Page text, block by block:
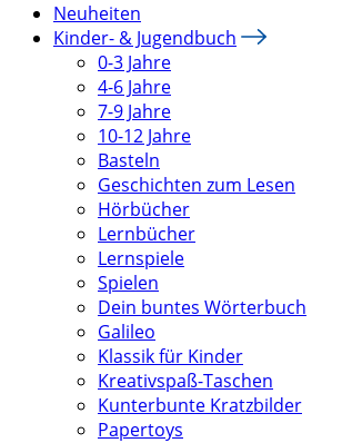
Neuheiten
Kinder- & Jugendbuch
0-3 Jahre
4-6 Jahre
7-9 Jahre
10-12 Jahre
Basteln
Geschichten zum Lesen
Hörbücher
Lernbücher
Lernspiele
Spielen
Dein buntes Wörterbuch
Galileo
Klassik für Kinder
Kreativspaß-Taschen
Kunterbunte Kratzbilder
Papertoys